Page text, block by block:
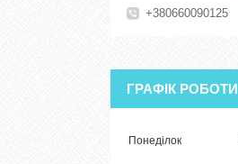
+380660090125
ГРАФІК РОБОТИ
Понеділок